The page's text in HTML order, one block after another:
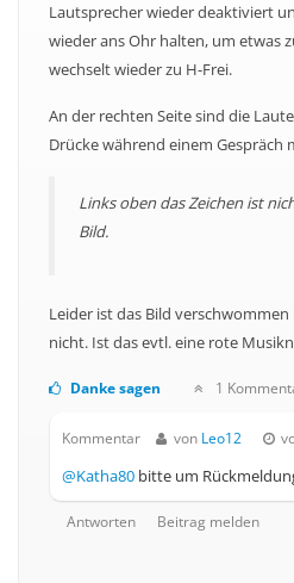
Lautsprecher wieder deaktiviert
wieder ans Ohr halten, um etwas
wechselt wieder zu H-Frei.
An der rechten Seite sind die
Drücke während einem Gespräch
Links oben das Zeichen ist
Bild.
Leider ist das Bild
nicht. Ist das evtl. eine rote
Danke sagen 1
Kommentar von Leo12
@Katha80 bitte um
Antworten Beitrag melden